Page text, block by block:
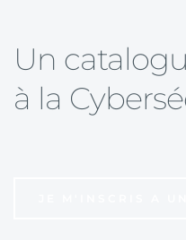
Un
à la